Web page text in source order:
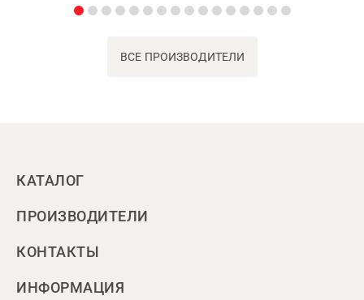
ВСЕ ПРОИЗВОДИТЕЛИ
КАТАЛОГ
ПРОИЗВОДИТЕЛИ
КОНТАКТЫ
ИНФОРМАЦИЯ